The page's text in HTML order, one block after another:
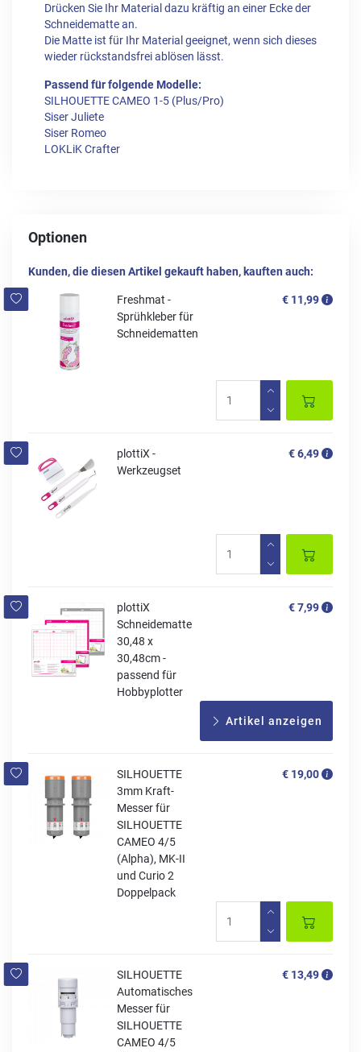
Drücken Sie Ihr Material dazu kräftig an einer Ecke der
Schneidematte an.
Die Matte ist für Ihr Material geeignet, wenn sich dieses
wieder rückstandsfrei ablösen lässt.
Passend für folgende Modelle:
SILHOUETTE CAMEO 1-5 (Plus/Pro)
Siser Juliete
Siser Romeo
LOKLiK Crafter
Optionen
Kunden, die diesen Artikel gekauft haben, kauften auch:
Freshmat -
Sprühkleber für
Schneidematten
€ 11,99
plottiX -
Werkzeugset
€ 6,49
plottiX
Schneidematte
30,48 x
30,48cm -
passend für
Hobbyplotter
€ 7,99
Artikel anzeigen
SILHOUETTE
3mm Kraft-
Messer für
SILHOUETTE
CAMEO 4/5
(Alpha), MK-II
und Curio 2
Doppelpack
€ 19,00
SILHOUETTE
Automatisches
Messer für
SILHOUETTE
CAMEO 4/5
€ 13,49